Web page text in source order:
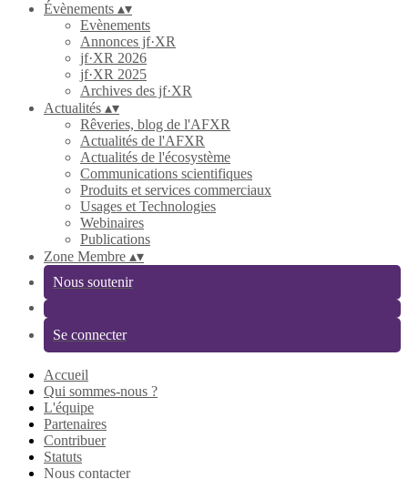
Évènements ▴▾
Evènements
Annonces jf·XR
jf·XR 2026
jf·XR 2025
Archives des jf·XR
Actualités ▴▾
Rêveries, blog de l'AFXR
Actualités de l'AFXR
Actualités de l'écosystème
Communications scientifiques
Produits et services commerciaux
Usages et Technologies
Webinaires
Publications
Zone Membre ▴▾
Nous soutenir
Se connecter
Accueil
Qui sommes-nous ?
L'équipe
Partenaires
Contribuer
Statuts
Nous contacter